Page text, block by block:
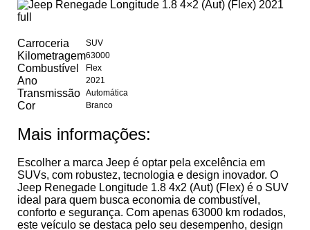
Carroceria SUV
Kilometragem63000
Combustível Flex
Ano 2021
Transmissão Automática
Cor Branco
Mais informações:
Escolher a marca Jeep é optar pela excelência em
SUVs, com robustez, tecnologia e design inovador. O
Jeep Renegade Longitude 1.8 4x2 (Aut) (Flex) é o SUV
ideal para quem busca economia de combustível,
conforto e segurança. Com apenas 63000 km rodados,
este veículo se destaca pelo seu desempenho, design